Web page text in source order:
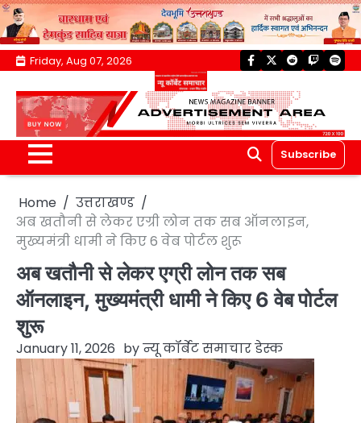
Skip
content
Friday, Aug 07, 2026 facebook
twitterreddittwitch
Subscribe
Home
उत्तराखण्ड
अब खतौनी से लेकर एग्री लोन तक सब ऑनलाइन,
मुख्यमंत्री धामी ने किए 6 वेब पोर्टल शुरू
अब खतौनी से लेकर एग्री लोन तक सब
ऑनलाइन, मुख्यमंत्री धामी ने किए 6 वेब पोर्टल
शुरू
January 11, 2026 byन्यू कॉर्बेट समाचार डेस्क